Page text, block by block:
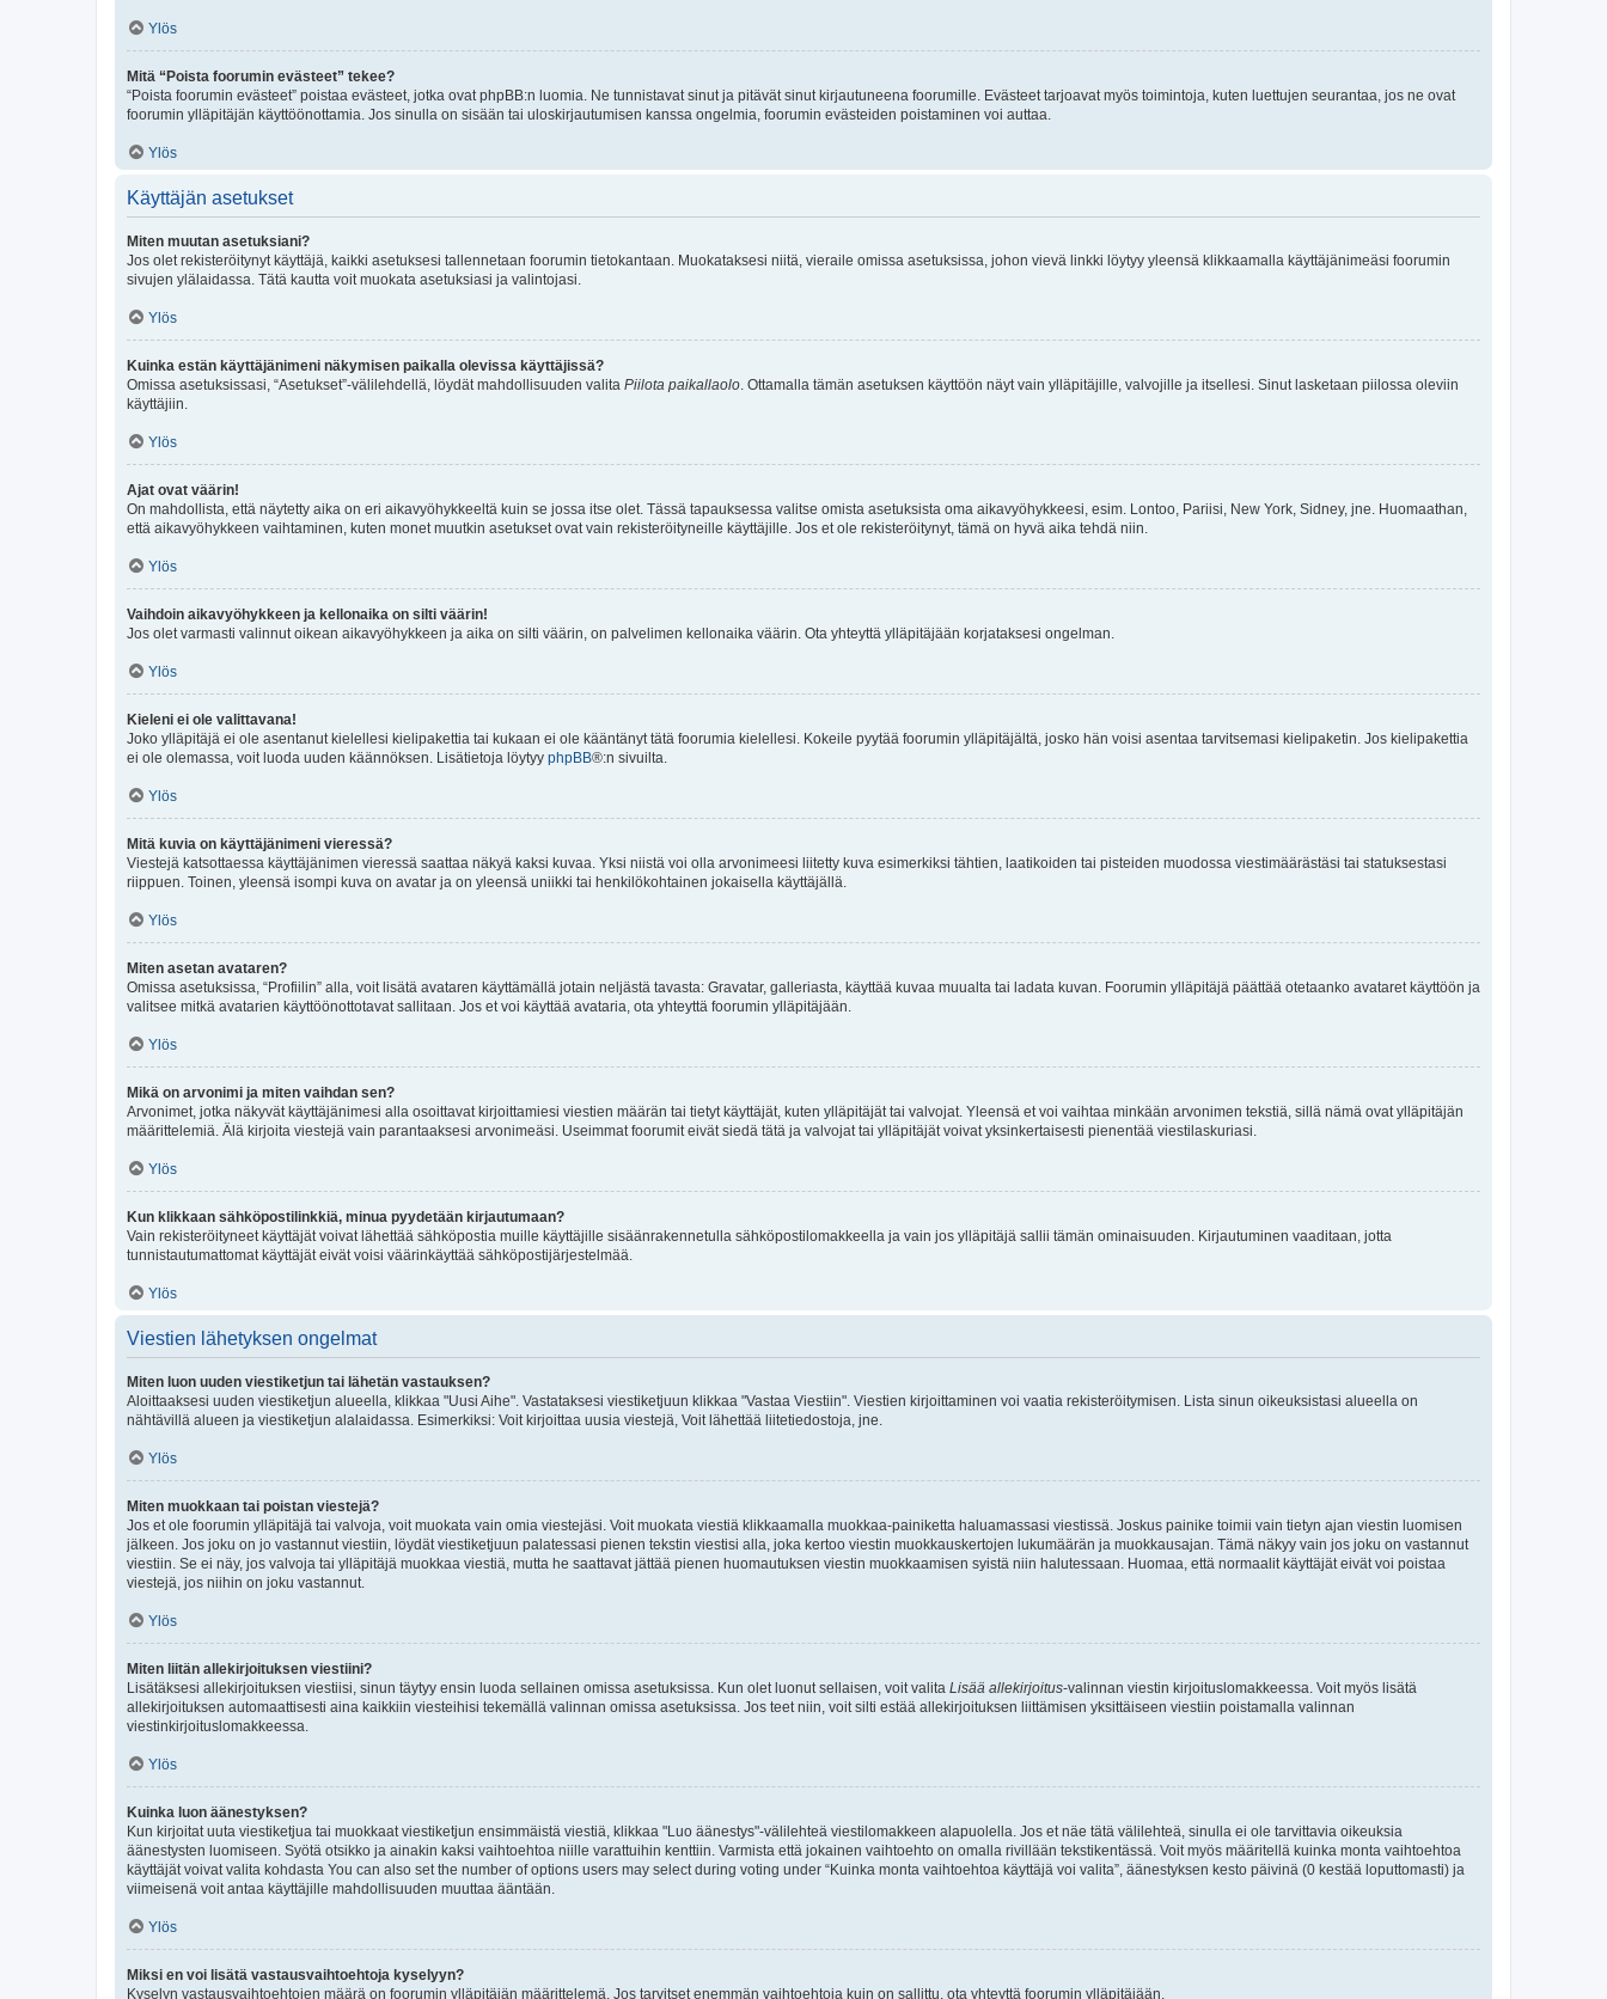
Ylös
Mitä “Poista foorumin evästeet” tekee?
“Poista foorumin evästeet” poistaa evästeet, jotka ovat phpBB:n luomia. Ne tunnistavat sinut ja pitävät sinut kirjautuneena foorumille. Evästeet tarjoavat myös toimintoja, kuten luettujen seurantaa, jos ne ovat
foorumin ylläpitäjän käyttöönottamia. Jos sinulla on sisään tai uloskirjautumisen kanssa ongelmia, foorumin evästeiden poistaminen voi auttaa.
Ylös
Käyttäjän asetukset
Miten muutan asetuksiani?
Jos olet rekisteröitynyt käyttäjä, kaikki asetuksesi tallennetaan foorumin tietokantaan. Muokataksesi niitä, vieraile omissa asetuksissa, johon vievä linkki löytyy yleensä klikkaamalla käyttäjänimeäsi foorumin
sivujen ylälaidassa. Tätä kautta voit muokata asetuksiasi ja valintojasi.
Ylös
Kuinka estän käyttäjänimeni näkymisen paikalla olevissa käyttäjissä?
Omissa asetuksissasi, “Asetukset”-välilehdellä, löydät mahdollisuuden valita Piilota paikallaolo . Ottamalla tämän asetuksen käyttöön näyt vain ylläpitäjille, valvojille ja itsellesi. Sinut lasketaan piilossa oleviin
käyttäjiin.
Ylös
Ajat ovat väärin!
On mahdollista, että näytetty aika on eri aikavyöhykkeeltä kuin se jossa itse olet. Tässä tapauksessa valitse omista asetuksista oma aikavyöhykkeesi, esim. Lontoo, Pariisi, New York, Sidney, jne. Huomaathan,
että aikavyöhykkeen vaihtaminen, kuten monet muutkin asetukset ovat vain rekisteröityneille käyttäjille. Jos et ole rekisteröitynyt, tämä on hyvä aika tehdä niin.
Ylös
Vaihdoin aikavyöhykkeen ja kellonaika on silti väärin!
Jos olet varmasti valinnut oikean aikavyöhykkeen ja aika on silti väärin, on palvelimen kellonaika väärin. Ota yhteyttä ylläpitäjään korjataksesi ongelman.
Ylös
Kieleni ei ole valittavana!
Joko ylläpitäjä ei ole asentanut kielellesi kielipakettia tai kukaan ei ole kääntänyt tätä foorumia kielellesi. Kokeile pyytää foorumin ylläpitäjältä, josko hän voisi asentaa tarvitsemasi kielipaketin. Jos kielipakettia
ei ole olemassa, voit luoda uuden käännöksen. Lisätietoja löytyy phpBB®:n sivuilta.
Ylös
Mitä kuvia on käyttäjänimeni vieressä?
Viestejä katsottaessa käyttäjänimen vieressä saattaa näkyä kaksi kuvaa. Yksi niistä voi olla arvonimeesi liitetty kuva esimerkiksi tähtien, laatikoiden tai pisteiden muodossa viestimäärästäsi tai statuksestasi
riippuen. Toinen, yleensä isompi kuva on avatar ja on yleensä uniikki tai henkilökohtainen jokaisella käyttäjällä.
Ylös
Miten asetan avataren?
Omissa asetuksissa, “Profiilin” alla, voit lisätä avataren käyttämällä jotain neljästä tavasta: Gravatar, galleriasta, käyttää kuvaa muualta tai ladata kuvan. Foorumin ylläpitäjä päättää otetaanko avataret käyttöön ja
valitsee mitkä avatarien käyttöönottotavat sallitaan. Jos et voi käyttää avataria, ota yhteyttä foorumin ylläpitäjään.
Ylös
Mikä on arvonimi ja miten vaihdan sen?
Arvonimet, jotka näkyvät käyttäjänimesi alla osoittavat kirjoittamiesi viestien määrän tai tietyt käyttäjät, kuten ylläpitäjät tai valvojat. Yleensä et voi vaihtaa minkään arvonimen tekstiä, sillä nämä ovat ylläpitäjän
määrittelemiä. Älä kirjoita viestejä vain parantaaksesi arvonimeäsi. Useimmat foorumit eivät siedä tätä ja valvojat tai ylläpitäjät voivat yksinkertaisesti pienentää viestilaskuriasi.
Ylös
Kun klikkaan sähköpostilinkkiä, minua pyydetään kirjautumaan?
Vain rekisteröityneet käyttäjät voivat lähettää sähköpostia muille käyttäjille sisäänrakennetulla sähköpostilomakkeella ja vain jos ylläpitäjä sallii tämän ominaisuuden. Kirjautuminen vaaditaan, jotta
tunnistautumattomat käyttäjät eivät voisi väärinkäyttää sähköpostijärjestelmää.
Ylös
Viestien lähetyksen ongelmat
Miten luon uuden viestiketjun tai lähetän vastauksen?
Aloittaaksesi uuden viestiketjun alueella, klikkaa "Uusi Aihe". Vastataksesi viestiketjuun klikkaa "Vastaa Viestiin". Viestien kirjoittaminen voi vaatia rekisteröitymisen. Lista sinun oikeuksistasi alueella on
nähtävillä alueen ja viestiketjun alalaidassa. Esimerkiksi: Voit kirjoittaa uusia viestejä, Voit lähettää liitetiedostoja, jne.
Ylös
Miten muokkaan tai poistan viestejä?
Jos et ole foorumin ylläpitäjä tai valvoja, voit muokata vain omia viestejäsi. Voit muokata viestiä klikkaamalla muokkaa-painiketta haluamassasi viestissä. Joskus painike toimii vain tietyn ajan viestin luomisen
jälkeen. Jos joku on jo vastannut viestiin, löydät viestiketjuun palatessasi pienen tekstin viestisi alla, joka kertoo viestin muokkauskertojen lukumäärän ja muokkausajan. Tämä näkyy vain jos joku on vastannut
viestiin. Se ei näy, jos valvoja tai ylläpitäjä muokkaa viestiä, mutta he saattavat jättää pienen huomautuksen viestin muokkaamisen syistä niin halutessaan. Huomaa, että normaalit käyttäjät eivät voi poistaa
viestejä, jos niihin on joku vastannut.
Ylös
Miten liitän allekirjoituksen viestiini?
Lisätäksesi allekirjoituksen viestiisi, sinun täytyy ensin luoda sellainen omissa asetuksissa. Kun olet luonut sellaisen, voit valita Lisää allekirjoitus-valinnan viestin kirjoituslomakkeessa. Voit myös lisätä
allekirjoituksen automaattisesti aina kaikkiin viesteihisi tekemällä valinnan omissa asetuksissa. Jos teet niin, voit silti estää allekirjoituksen liittämisen yksittäiseen viestiin poistamalla valinnan
viestinkirjoituslomakkeessa.
Ylös
Kuinka luon äänestyksen?
Kun kirjoitat uuta viestiketjua tai muokkaat viestiketjun ensimmäistä viestiä, klikkaa "Luo äänestys"-välilehteä viestilomakkeen alapuolella. Jos et näe tätä välilehteä, sinulla ei ole tarvittavia oikeuksia
äänestysten luomiseen. Syötä otsikko ja ainakin kaksi vaihtoehtoa niille varattuihin kenttiin. Varmista että jokainen vaihtoehto on omalla rivillään tekstikentässä. Voit myös määritellä kuinka monta vaihtoehtoa
käyttäjät voivat valita kohdasta You can also set the number of options users may select during voting under “Kuinka monta vaihtoehtoa käyttäjä voi valita”, äänestyksen kesto päivinä (0 kestää loputtomasti) ja
viimeisenä voit antaa käyttäjille mahdollisuuden muuttaa ääntään.
Ylös
Miksi en voi lisätä vastausvaihtoehtoja kyselyyn?
Kyselyn vastausvaihtoehtojen määrä on foorumin ylläpitäjän määrittelemä. Jos tarvitset enemmän vaihtoehtoja kuin on sallittu, ota yhteyttä foorumin ylläpitäjään.